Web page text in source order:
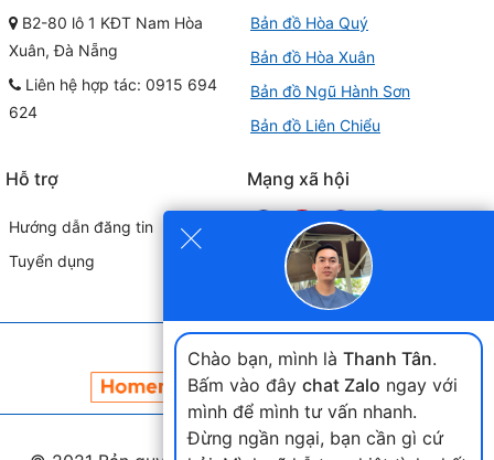
×
Chào bạn, mình là Thanh Tân.
Bấm vào đây chat Zalo ngay với
mình để mình tư vấn nhanh.
Đừng ngần ngại, bạn cần gì cứ
B2-80 lô 1 KĐT Nam Hòa
Xuân, Đà Nẵng
Liên hệ hợp tác: 0915 694
624
Bản đồ Hòa Quý
Bản đồ Hòa Xuân
Bản đồ Ngũ Hành Sơn
Bản đồ Liên Chiểu
Hỗ trợ
Hướng dẫn đăng tin
Tuyển dụng
Mạng xã hội